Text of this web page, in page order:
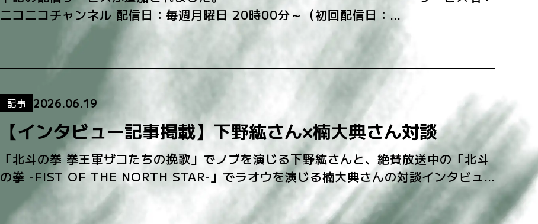
ニコニコチャンネル 配信日：毎週月曜日 20時00分～（初回配信日：
2026/7/13(月)） ＝＝＝＝＝＝＝＝＝＝＝＝＝＝＝ 配信開始を […]
記事 2026.06.19
【インタビュー記事掲載】下野紘さん×楠大典さん対談
「北斗の拳 拳王軍ザコたちの挽歌」でノブを演じる下野紘さんと、絶賛放送中の「北斗
の拳 -FIST OF THE NORTH STAR-」でラオウを演じる楠大典さんの対談インタビュ
ーが、アニメイトタイムズに掲載されました！ […]